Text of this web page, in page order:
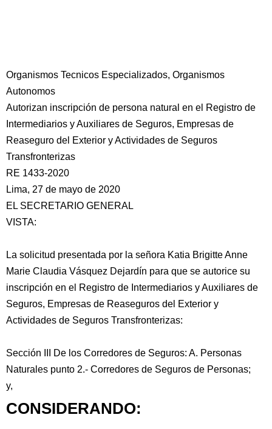
Organismos Tecnicos Especializados, Organismos
Autonomos
Autorizan inscripción de persona natural en el Registro de
Intermediarios y Auxiliares de Seguros, Empresas de
Reaseguro del Exterior y Actividades de Seguros
Transfronterizas
RE 1433-2020
Lima, 27 de mayo de 2020
EL SECRETARIO GENERAL
VISTA:
La solicitud presentada por la señora Katia Brigitte Anne
Marie Claudia Vásquez Dejardín para que se autorice su
inscripción en el Registro de Intermediarios y Auxiliares de
Seguros, Empresas de Reaseguros del Exterior y
Actividades de Seguros Transfronterizas:
Sección III De los Corredores de Seguros: A. Personas
Naturales punto 2.- Corredores de Seguros de Personas;
y,
CONSIDERANDO: